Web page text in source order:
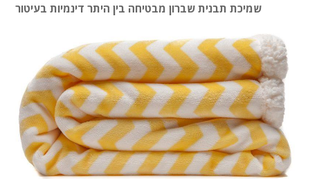
שמיכת תבנית שברון מבטיחה בין היתר דינמיות בעיטור